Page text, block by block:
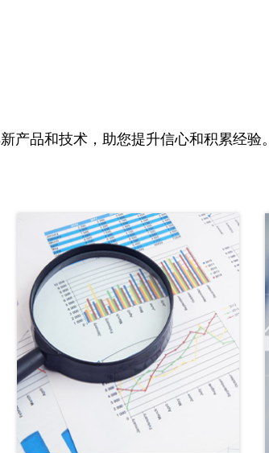
产品和技术，助您提升信心和积累经验。